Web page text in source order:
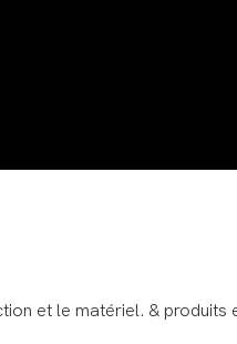
et le matériel. & produits